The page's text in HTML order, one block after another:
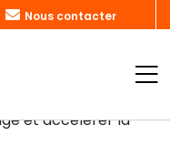
Nous contacter
conçu avec Gaïa vient
étape dans la
agricole. Grâce à
d’un
pour fluidifier la
et accélérer la